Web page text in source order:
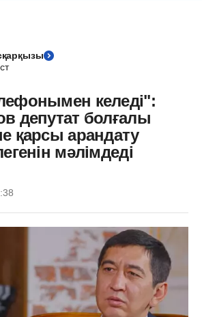
келеді":
депутат болғалы
қарсы арандату
мәлімдеді